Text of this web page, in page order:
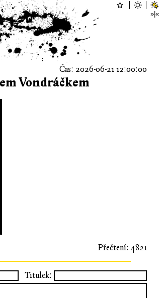
Čas: 2026-06-21 12:00:00
Vondráčkem
Přečtení: 4821
Titulek: